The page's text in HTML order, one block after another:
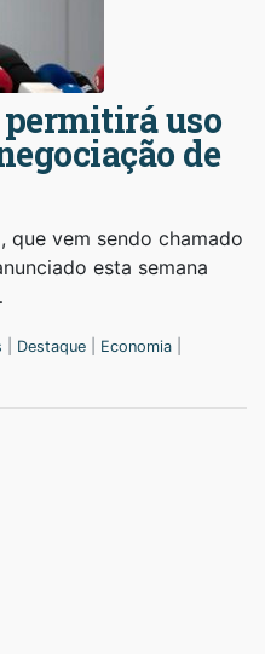
uso
de
que vem sendo chamado
esta semana
Destaque Economia